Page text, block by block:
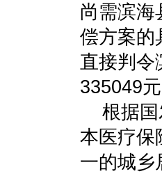
尚需滨海
偿方案的
直接判令
335049
根据
本医疗保
一的城乡